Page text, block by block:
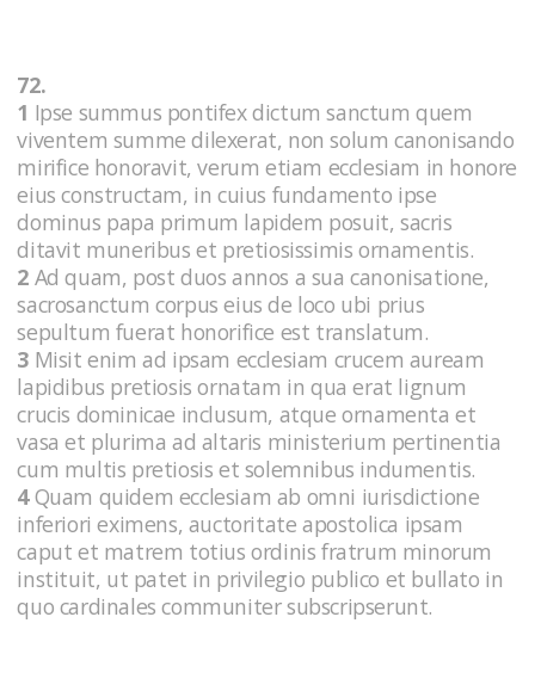
72.
1 Ipse summus pontifex dictum sanctum quem
viventem summe dilexerat, non solum canonisando
mirifice honoravit, verum etiam ecclesiam in honore
eius constructam, in cuius fundamento ipse
dominus papa primum lapidem posuit, sacris
ditavit muneribus et pretiosissimis ornamentis.
2 Ad quam, post duos annos a sua canonisatione,
sacrosanctum corpus eius de loco ubi prius
sepultum fuerat honorifice est translatum.
3 Misit enim ad ipsam ecclesiam crucem auream
lapidibus pretiosis ornatam in qua erat lignum
crucis dominicae inclusum, atque ornamenta et
vasa et plurima ad altaris ministerium pertinentia
cum multis pretiosis et solemnibus indumentis.
4Quam quidem ecclesiam ab omni iurisdictione
inferiori eximens, auctoritate apostolica ipsam
caput et matrem totius ordinis fratrum minorum
instituit, ut patet in privilegio publico et bullato in
quo cardinales communiter subscripserunt.